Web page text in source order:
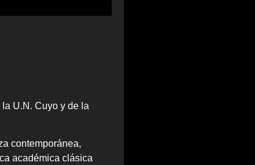
U.N. Cuyo y de la
contemporánea,
académica clásica